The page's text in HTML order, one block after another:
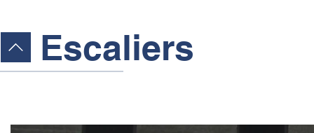
Escaliers